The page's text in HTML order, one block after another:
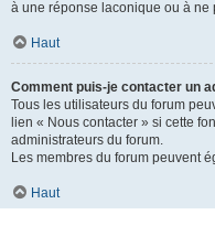
à une réponse laconique ou à ne
Haut
Comment puis-je contacter un
Tous les utilisateurs du forum
lien « Nous contacter » si cette
administrateurs du forum.
Les membres du forum peuvent
Haut